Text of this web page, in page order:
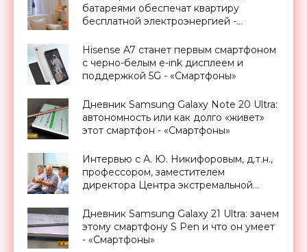
батареями обеспечат квартиру
бесплатной электроэнергией -
Hisense A7 станет первым смартфоном
с черно-белым e-ink дисплеем и
поддержкой 5G - «Смартфоны»
Дневник Samsung Galaxy Note 20 Ultra:
автономность или как долго «живет»
этот смартфон - «Смартфоны»
Интервью с А. Ю. Никифоровым, д.т.н.,
профессором, заместителем
директора Центра экстремальной
МИФИ - «Смартфоны»
Дневник Samsung Galaxy 21 Ultra: зачем
этому смартфону S Pen и что он умеет
- «Смартфоны»